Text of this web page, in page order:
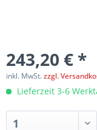
243,20 € *
inkl. MwSt.zzgl.
Lieferzeit 3-6